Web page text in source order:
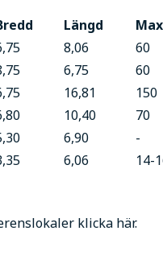
Längd
8,06
60
6,75
60
16,81
150
10,40
70
6,90
-
6,06 14-
klicka här.